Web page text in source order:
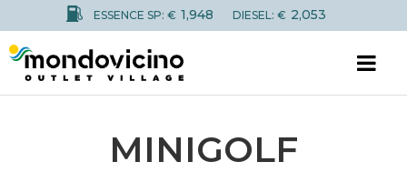
ESSENCE SP: € 1,948 DIESEL: € 2,053
MINIGOLF